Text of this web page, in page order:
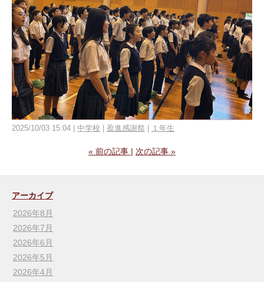
2025/10/03 15:04 中学校 盈進感謝祭 １年生
« 前の記事 次の記事 »
アーカイブ
2026年8月
2026年7月
2026年6月
2026年5月
2026年4月